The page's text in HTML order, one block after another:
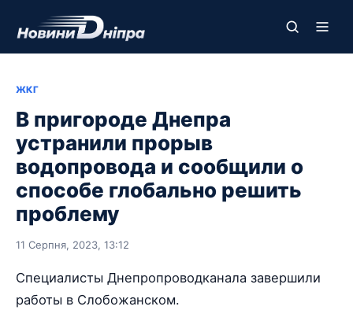
ЖКГ
В пригороде Днепра
устранили прорыв
водопровода и сообщили о
способе глобально решить
проблему
11 Серпня, 2023, 13:12
Специалисты Днепропроводканала завершили
работы в Слобожанском.